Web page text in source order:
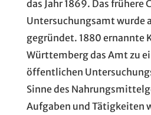
das Jahr 1869. Das frühere
Untersuchungsamt wurde
gegründet. 1880 ernannte
Württemberg das Amt zu
öffentlichen
Sinne des
Aufgaben und Tätigkeiten